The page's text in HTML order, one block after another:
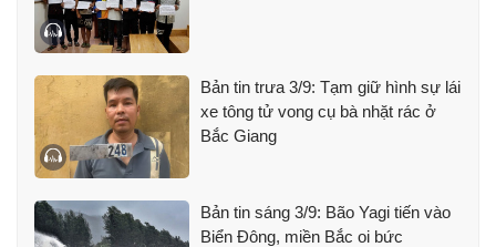
Bản tin trưa 3/9: Tạm giữ hình sự lái
xe tông tử vong cụ bà nhặt rác ở
Bắc Giang
Bản tin sáng 3/9: Bão Yagi tiến vào
Biển Đông, miền Bắc oi bức